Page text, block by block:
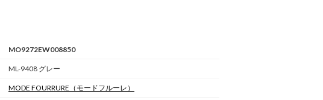
MO9272EW008850
ML-9408 グレー
MODE FOURRURE （モードフルーレ）